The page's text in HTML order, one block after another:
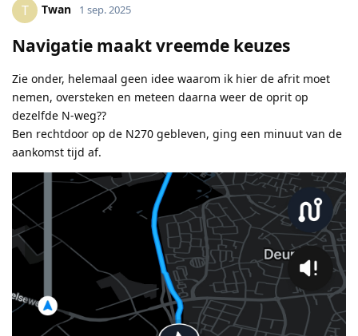
T Twan 1 sep. 2025
Navigatie maakt vreemde keuzes
Zie onder, helemaal geen idee waarom ik hier de afrit moet
nemen, oversteken en meteen daarna weer de oprit op
dezelfde N-weg??
Ben rechtdoor op de N270 gebleven, ging een minuut van de
aankomst tijd af.